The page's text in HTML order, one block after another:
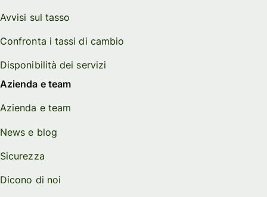
Avvisi sul tasso
Confronta i tassi di cambio
Disponibilità dei servizi
Azienda e team
Azienda e team
News e blog
Sicurezza
Dicono di noi